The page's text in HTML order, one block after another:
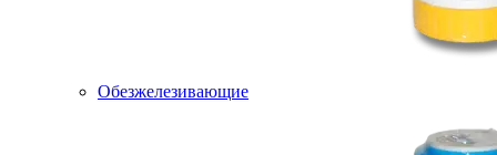
Обезжелезивающие